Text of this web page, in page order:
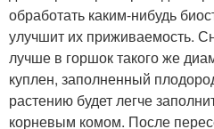
обработать каким-нибудь
улучшит их приживаемость.
лучше в горшок такого же
куплен, заполненный
растению будет легче
корневым комом. После